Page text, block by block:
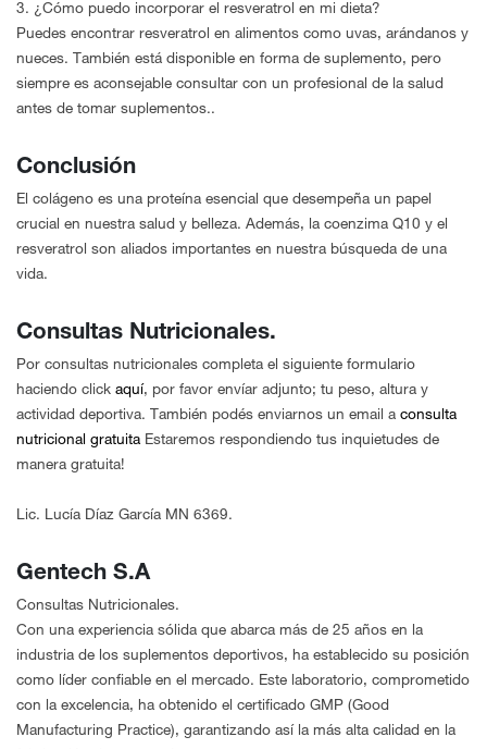
3. ¿Cómo puedo incorporar el resveratrol en mi dieta?
Puedes encontrar resveratrol en alimentos como uvas, arándanos y
nueces. También está disponible en forma de suplemento, pero
siempre es aconsejable consultar con un profesional de la salud
antes de tomar suplementos..
Conclusión
El colágeno es una proteína esencial que desempeña un papel
crucial en nuestra salud y belleza. Además, la coenzima Q10 y el
resveratrol son aliados importantes en nuestra búsqueda de una
vida.
Consultas Nutricionales.
Por consultas nutricionales completa el siguiente formulario
haciendo click aquí, por favor envíar adjunto; tu peso, altura y
actividad deportiva. También podés enviarnos un email a consulta
nutricional gratuita Estaremos respondiendo tus inquietudes de
manera gratuita!
Lic. Lucía Díaz García MN 6369.
Gentech S.A
Consultas Nutricionales.
Con una experiencia sólida que abarca más de 25 años en la
industria de los suplementos deportivos, ha establecido su posición
como líder confiable en el mercado. Este laboratorio, comprometido
con la excelencia, ha obtenido el certificado GMP (Good
Manufacturing Practice), garantizando así la más alta calidad en la